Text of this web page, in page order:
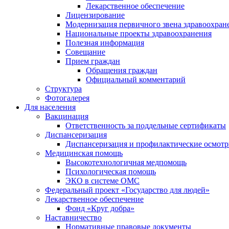
Лекарственное обеспечение
Лицензирование
Модернизация первичного звена
Национальные проекты здравоохранения
Полезная информация
Совещание
Прием граждан
Обращения граждан
Официальный комментарий
Структура
Фотогалерея
Для населения
Вакцинация
Ответственность за поддельные сертификаты
Диспансеризация
Диспансеризация и профилактические
Медицинская помощь
Высокотехнологичная медпомощь
Психологическая помощь
ЭКО в системе ОМС
Федеральный проект «Государство для людей»
Лекарственное обеспечение
Фонд «Круг добра»
Наставничество
Нормативные правовые документы